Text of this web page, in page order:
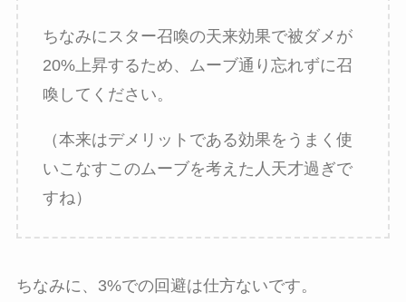
ちなみにスター召喚の天来効果で被ダメが
20%上昇するため、ムーブ通り忘れずに召
喚してください。
（本来はデメリットである効果をうまく使
いこなすこのムーブを考えた人天才過ぎで
すね）
ちなみに、3%での回避は仕方ないです。